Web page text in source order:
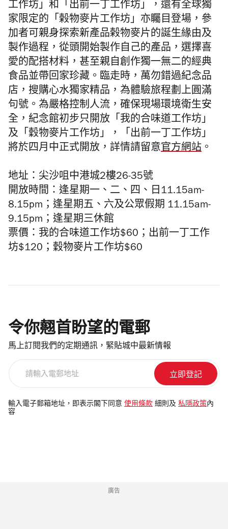
工作坊」和「出前一丁工作坊」，還有 全球獨
家限定的「榖物麥片工作坊」亦矚目登場， 參
加者可親身探索新產品榖物麥片的誕生緣由及
製作過程， 從頭開始製作自己的產品，選擇喜
愛的配搭材料， 甚至親自創作獨一無二的經典
食品並帶回家珍藏。臨走時， 萬勿錯過紀念品
店，搜購心水獨家精品， 為體驗旅程劃上圓滿
句號。為嚴格控制人流，確保現場環境衛生安
全，紀念館初步只開放「我的合味道工作坊」
及「穀物麥片工作坊」，「出前一丁工作坊」
將於四月中正式開放，詳情請留意官方網站 。
地址：尖沙咀中港城2樓26-35號
開放時間：逢星期一、二、四、日11.15am-
8.15pm；逢星期五、六及公眾假期 11.15am-
9.15pm；逢星期三休館
票價：我的合味道工作坊$60；出前一丁工作
坊$120；穀物麥片工作坊$60
令你翹首盼望的電郵
馬上訂閱我們的定期通訊，緊貼城中最新情報
電
郵
輸入電子郵箱地址，即表示閣下同意 使用條款 細則及 私隱政策 內
容
廣告